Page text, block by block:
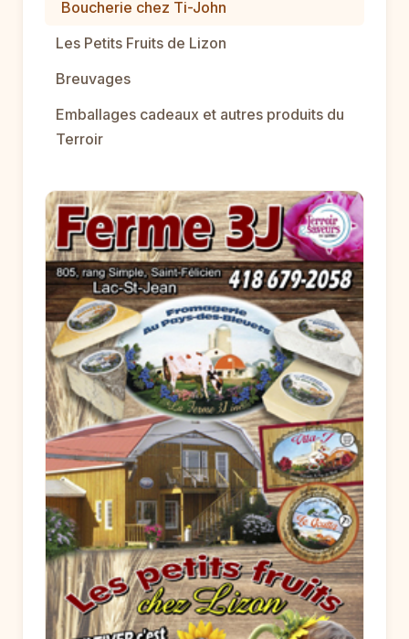
Boucherie chez Ti-John
Les Petits Fruits de Lizon
Breuvages
Emballages cadeaux et autres produits du
Terroir